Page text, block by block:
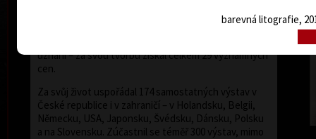
imaginace a osobité poezie, mistrovské ovládání
uznání – za svou tvorbu získal celkem 29 významných
cen.
Za svůj život uspořádal 174 samostatných výstav v
České republice i v zahraničí – v Holandsku, Belgii,
Německu, USA, Japonsku, Švédsku, Dánsku, Polsku
a na Slovensku. Zúčastnil se téměř 300 výstav, mimo
barevná litografie,